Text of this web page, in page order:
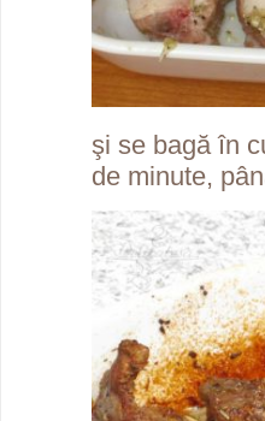
şi se bagă în
de minute,